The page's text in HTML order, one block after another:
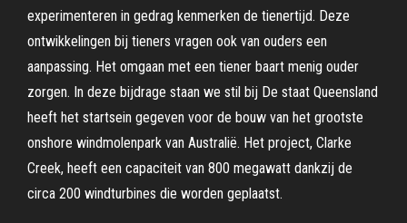
experimenteren in gedrag kenmerken de tienertijd. Deze
ontwikkelingen bij tieners vragen ook van ouders een
aanpassing. Het omgaan met een tiener baart menig ouder
zorgen. In deze bijdrage staan we stil bij De staat Queensland
heeft het startsein gegeven voor de bouw van het grootste
onshore windmolenpark van Australië. Het project, Clarke
Creek, heeft een capaciteit van 800 megawatt dankzij de
circa 200 windturbines die worden geplaatst.